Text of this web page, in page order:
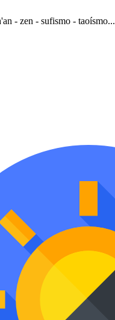
- zen - sufismo - taoísmo...